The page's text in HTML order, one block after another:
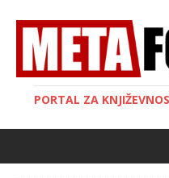
PORTAL ZA